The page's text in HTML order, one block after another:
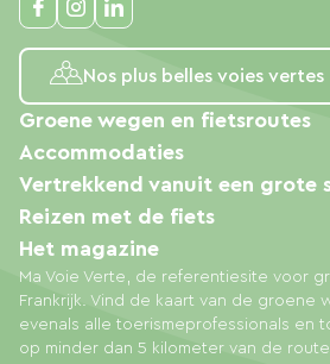
Nos plus belles voies vertes
Ma Voie Verte, de referentiesite voor
Frankrijk. Vind de kaart van de groene
evenals alle toerismeprofessionals en
op minder dan 5 kilometer van de
Groene wegen en fietsroutes
Accommodaties
Vertrekkend vanuit een grote
Reizen met de fiets
Het magazine